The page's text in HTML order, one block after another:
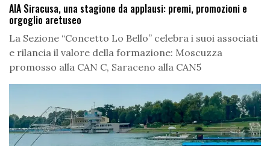
AIA Siracusa, una stagione da applausi: premi, promozioni e
orgoglio aretuseo
La Sezione “Concetto Lo Bello” celebra i suoi associati
e rilancia il valore della formazione: Moscuzza
promosso alla CAN C, Saraceno alla CAN5